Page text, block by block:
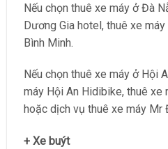
Nếu chọn thuê xe máy ở Đà
Dương Gia hotel, thuê xe
Bình Minh.
Nếu chọn thuê xe máy ở Hội
máy Hội An Hidibike, thuê xe
hoặc dịch vụ thuê xe máy Mr
+ Xe buýt